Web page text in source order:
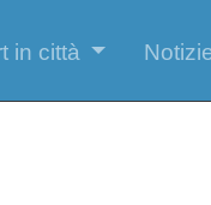
in città